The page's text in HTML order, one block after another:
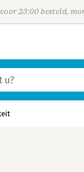
23:00 besteld,